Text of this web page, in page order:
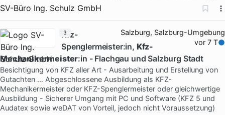
SV-Büro Ing. Schulz GmbH
Salzburg, Salzburg-Umgebung
vor 7 T
Kfz-
Spenglermeister:in, Kfz-
Mechanikermeister:in - Flachgau und Salzburg Stadt
Besichtigung von KFZ aller Art - Ausarbeitung und Erstellung von
Gutachten … Abgeschlossene Ausbildung als KFZ-
Mechanikermeister oder KFZ-Spenglermeister oder gleichwertige
Ausbildung - Sicherer Umgang mit PC und Software (KFZ 5 und
Audatex sowie weDAT von Vorteil, jedoch nicht Voraussetzung)
3